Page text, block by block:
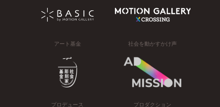
アート基金 社会を動かすかけ声
プロデュース プロダクション